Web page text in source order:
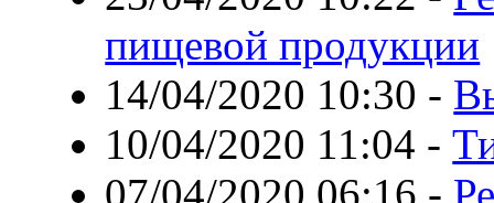
пищевой продукции
14/04/2020 10:30 -
10/04/2020 11:04 -
07/04/2020 06:16 -